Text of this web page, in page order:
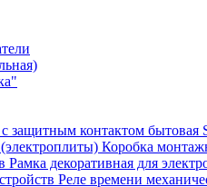
защитным контактом бытовая
Коробка
Рамка декоративная для
Реле времени